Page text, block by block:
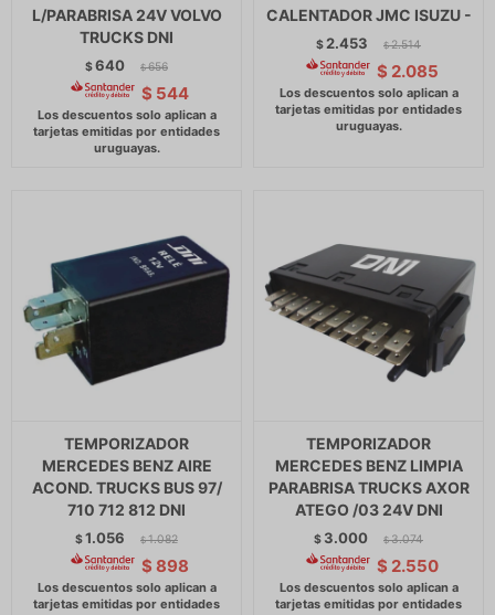
L/PARABRISA 24V VOLVO
TRUCKS DNI
$640 $ 656
$ 544
CALENTADOR JMC ISUZU -
$ 2.453 $ 2.514
$ 2.085
TEMPORIZADOR
MERCEDES BENZ AIRE
ACOND. TRUCKS BUS 97/
710 712 812 DNI
$1.056 $ 1.082
$ 898
TEMPORIZADOR
MERCEDES BENZ LIMPIA
PARABRISA TRUCKS AXOR
ATEGO /03 24V DNI
$ 3.000 $ 3.074
$ 2.550